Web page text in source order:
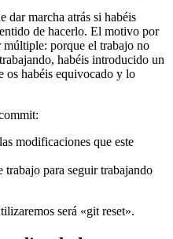
dar marcha atrás si habéis
de hacerlo. El motivo por
múltiple: porque el trabajo no
habéis introducido un
os habéis equivocado y lo
modificaciones que este
trabajo para seguir trabajando
será «git reset».